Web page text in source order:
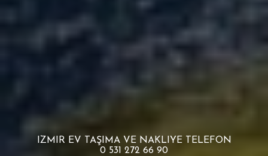
IZMIR EV TAŞIMA VE NAKLIYE TELEFON
0 531 272 66 90